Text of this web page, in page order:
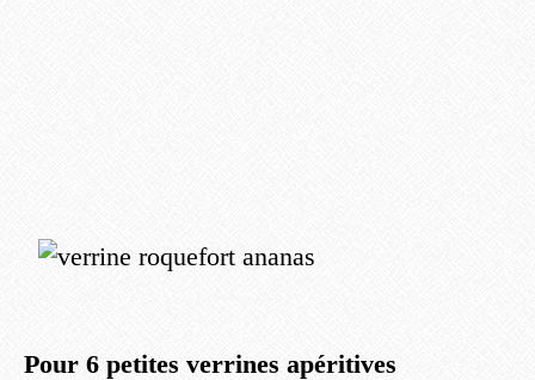
Pour 6 petites verrines apéritives